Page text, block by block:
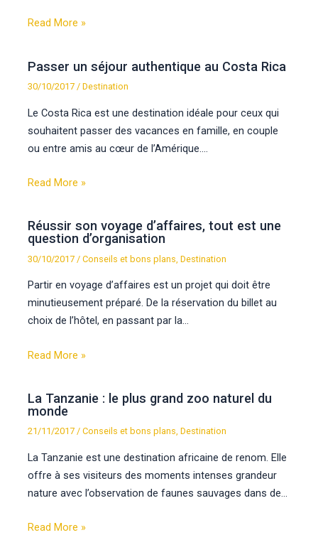
Read More »
Passer un séjour authentique au Costa Rica
30/10/2017 /Destination
Le Costa Rica est une destination idéale pour ceux qui
souhaitent passer des vacances en famille, en couple
ou entre amis au cœur de l’Amérique.…
Read More »
Réussir son voyage d’affaires, tout est une
question d’organisation
30/10/2017 /Conseils et bons plans ,Destination
Partir en voyage d’affaires est un projet qui doit être
minutieusement préparé. De la réservation du billet au
choix de l’hôtel, en passant par la…
Read More »
La Tanzanie : le plus grand zoo naturel du
monde
21/11/2017/Conseils et bons plans,Destination
La Tanzanie est une destination africaine de renom. Elle
offre à ses visiteurs des moments intenses grandeur
nature avec l’observation de faunes sauvages dans de…
Read More »